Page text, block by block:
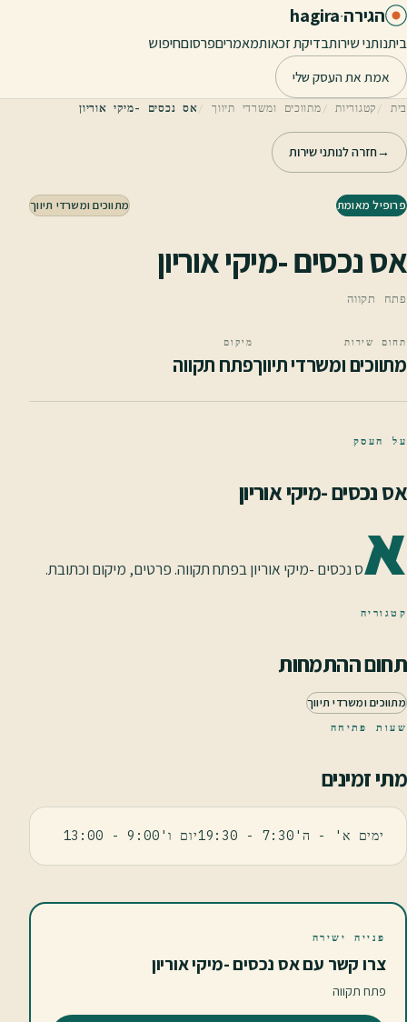
דלג לתוכן הראשי
הגירה·
hagira
ביתנותני שירותבדיקת זכאותמאמריםפרסוםחיפוש
אמת את העסק שלי
בית קטגוריות מתווכים ומשרדי תיווך אס נכסים -מיקי אוריון
→חזרה לנותני שירות
פרופיל מאומת מתווכים ומשרדי תיווך
אס נכסים -מיקי אוריון
פתח תקווה
תחום שירות
מתווכים ומשרדי תיווך
מיקום
פתח תקווה
על העסק
אס נכסים -מיקי אוריון
אס נכסים -מיקי אוריון בפתח תקווה. פרטים, מיקום וכתובת.
קטגוריה
תחום ההתמחות
מתווכים ומשרדי תיווך
שעות פתיחה
מתי זמינים
ימים א' - ה'7:30 - 19:30יום ו'9:00 - 13:00
פנייה ישירה
צרו קשר עם אס נכסים -מיקי אוריון
פתח תקווה